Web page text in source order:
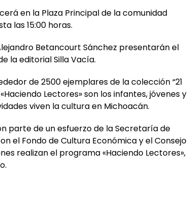
en la Plaza Principal de la comunidad
las 15:00 horas.
Betancourt Sánchez presentarán el
la editorial Silla Vacía.
de 2500 ejemplares de la colección “21
Lectores» son los infantes, jóvenes y
viven la cultura en Michoacán.
parte de un esfuerzo de la Secretaría de
el Fondo de Cultura Económica y el Consejo
realizan el programa «Haciendo Lectores»,